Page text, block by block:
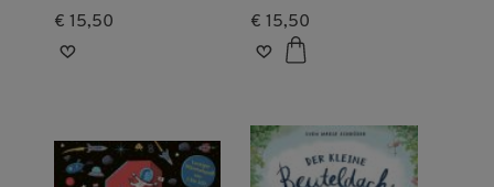
€ 15,50 € 15,50